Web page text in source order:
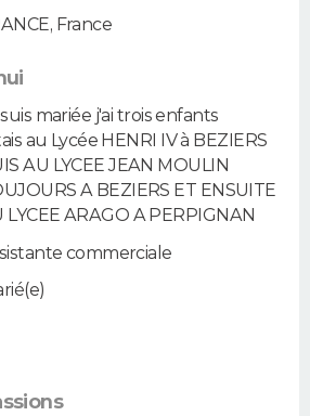
, France
mariée j'ai trois enfants
au Lycée HENRI IV à BEZIERS
AU LYCEE JEAN MOULIN
A BEZIERS ET ENSUITE
LYCEE ARAGO A PERPIGNAN
commerciale